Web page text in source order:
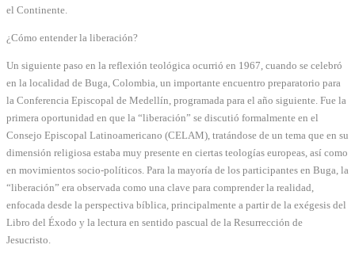
el Continente.
¿Cómo entender la liberación?
Un siguiente paso en la reflexión teológica ocurrió en 1967, cuando se celebró
en la localidad de Buga, Colombia, un importante encuentro preparatorio para
la Conferencia Episcopal de Medellín, programada para el año siguiente. Fue la
primera oportunidad en que la “liberación” se discutió formalmente en el
Consejo Episcopal Latinoamericano (CELAM), tratándose de un tema que en su
dimensión religiosa estaba muy presente en ciertas teologías europeas, así como
en movimientos socio-políticos. Para la mayoría de los participantes en Buga, la
“liberación” era observada como una clave para comprender la realidad,
enfocada desde la perspectiva bíblica, principalmente a partir de la exégesis del
Libro del Éxodo y la lectura en sentido pascual de la Resurrección de
Jesucristo.